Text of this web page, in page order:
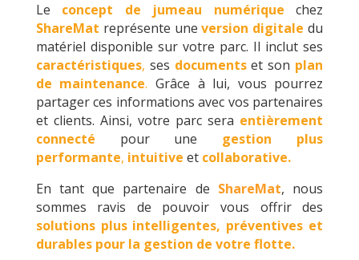
Le concept de jumeau numérique chez
ShareMat représente uneversion digitale du
matériel disponible sur votre parc. Il inclut ses
caractéristiques, ses documents et son plan
de maintenance. Grâce à lui, vous pourrez
partager ces informations avec vos partenaires
et clients. Ainsi, votre parc sera entièrement
connecté pour une gestion plus
performante, intuitive et collaborative.
En tant que partenaire de ShareMat, nous
sommes ravis de pouvoir vous offrir des
solutions plus intelligentes, préventives et
durables pour la gestion de votre flotte.